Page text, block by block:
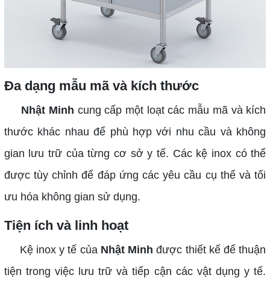
Đa dạng mẫu mã và kích thước
Nhật Minh cung cấp một loạt các mẫu mã và kích
thước khác nhau để phù hợp với nhu cầu và không
gian lưu trữ của từng cơ sở y tế. Các kệ inox có thể
được tùy chỉnh để đáp ứng các yêu cầu cụ thể và tối
ưu hóa không gian sử dụng.
Tiện ích và linh hoạt
Kệ inox y tế của Nhật Minh được thiết kế để thuận
tiện trong việc lưu trữ và tiếp cận các vật dụng y tế.